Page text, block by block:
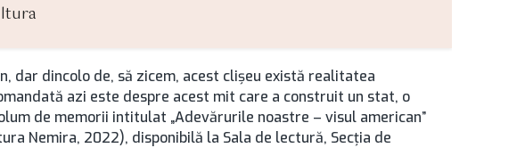
dar dincolo de, să zicem, acest clişeu există realitatea
azi este despre acest mit care a construit un stat, o
de memorii intitulat „Adevărurile noastre – visul american”
Nemira, 2022), disponibilă la Sala de lectură, Secţia de